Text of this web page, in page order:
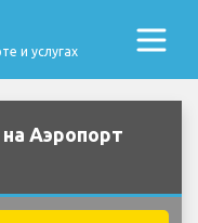
и услугах
Аэропорт